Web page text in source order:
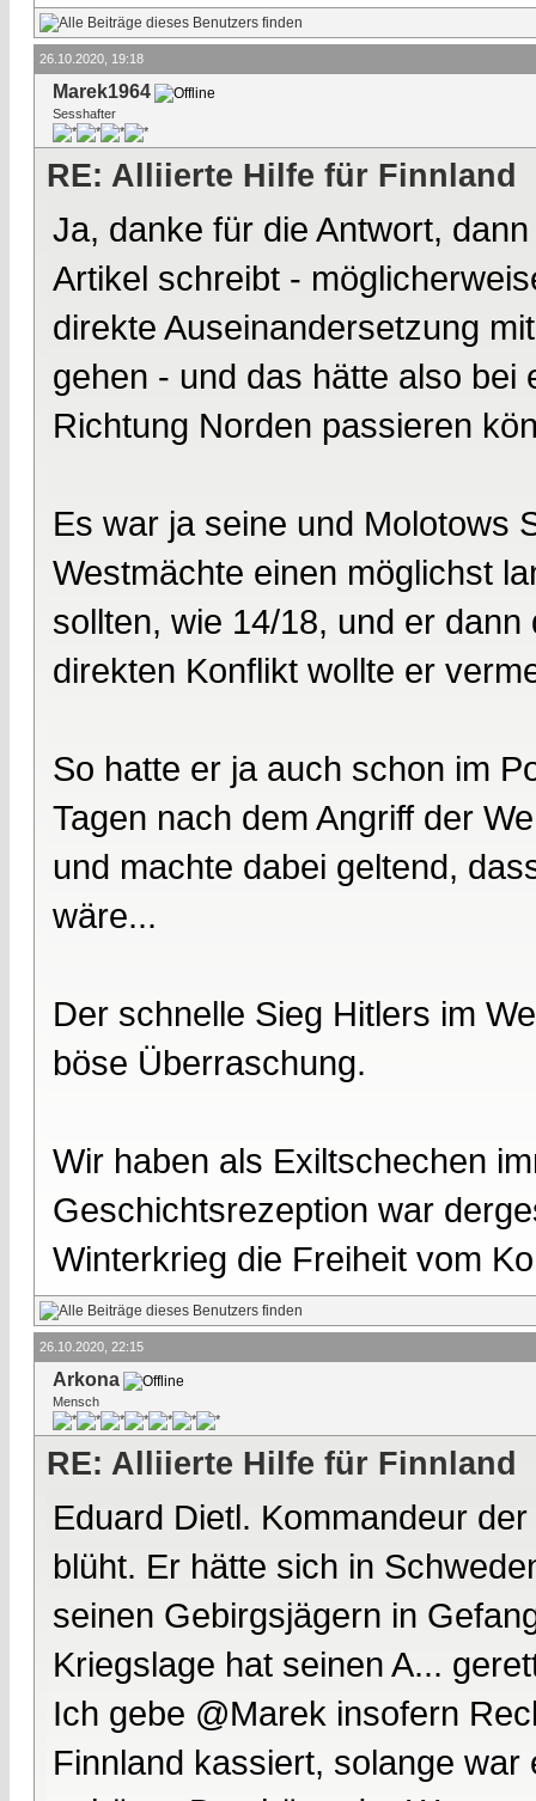
26.10.2020, 19:18
Marek1964
Sesshafter
RE: Alliierte Hilfe für Finnland
Ja, danke für die Antwort,
Artikel schreibt -
direkte Auseinandersetzung
gehen - und das hätte also bei
Richtung Norden passieren
Es war ja seine und Molotows
Westmächte einen möglichst
sollten, wie 14/18, und er
direkten Konflikt wollte er
So hatte er ja auch schon im
Tagen nach dem Angriff der
und machte dabei geltend,
wäre...
Der schnelle Sieg Hitlers im
böse Überraschung.
Wir haben als Exiltschechen
Geschichtsrezeption war
Winterkrieg die Freiheit vom
26.10.2020, 22:15
Arkona
Mensch
RE: Alliierte Hilfe für Finnland
Eduard Dietl. Kommandeur
blüht. Er hätte sich in
seinen Gebirgsjägern in
Kriegslage hat seinen A...
Ich gebe @Marek insofern
Finnland kassiert, solange